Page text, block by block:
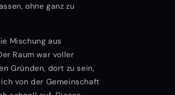
ohne ganz zu
Mischung aus
Raum war voller
Gründen, dort zu sein,
von der Gemeinschaft